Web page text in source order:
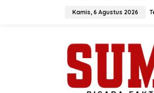
Kamis, 6 Agustus 2026